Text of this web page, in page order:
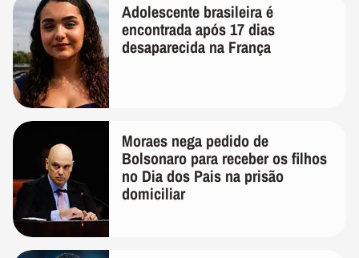
Adolescente brasileira é
encontrada após 17 dias
desaparecida na França
Moraes nega pedido de
Bolsonaro para receber os filhos
no Dia dos Pais na prisão
domiciliar